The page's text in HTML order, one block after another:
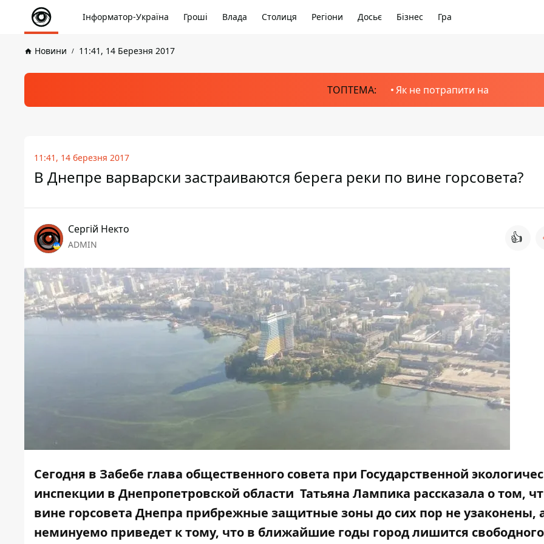
Інформатор-Україна Гроші Влада Столиця Регіони Досьє Бізнес Гра
Новини 11:41, 14 Березня 2017
ТОПТЕМА: Як не потрапити на
11:41, 14 березня 2017
В Днепре варварски застраиваются берега реки по вине горсовета?
Сергій Некто
ADMIN 👍
Сегодня в Забебе глава общественного совета при Государственной
инспекции в Днепропетровской области Татьяна Лампика рассказала о том,
вине горсовета Днепра прибрежные защитные зоны до сих пор не узаконены,
неминуемо приведет к тому, что в ближайшие годы город лишится свободного